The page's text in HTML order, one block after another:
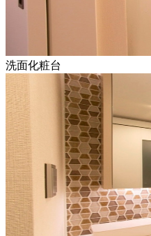
洗面化粧台